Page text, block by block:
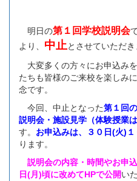
明日の第１回学校説明会
より、 中止とさせていただき
大変多くの方々にお申込み
たちも皆様のご来校を楽しみ
念です。
今回、中止となった第１回
説明会・施設見学（体験授業
す。 お申込みは、３０日(火)
ります。
説明会の内容・時間やお申
日(月)頃に改めてHPで公開い